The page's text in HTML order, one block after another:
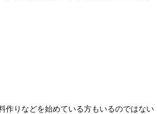
作りなどを始めている方もいるのではない